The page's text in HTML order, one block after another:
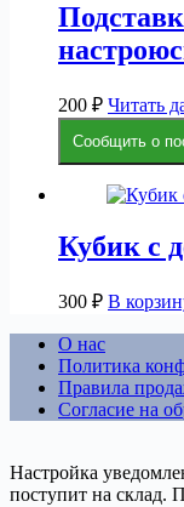
200 ₽ Читать
Сообщить о
Кубик с
300 ₽ В
О нас
Политика
Правила
Согласие на
Настройка
поступит на склад.